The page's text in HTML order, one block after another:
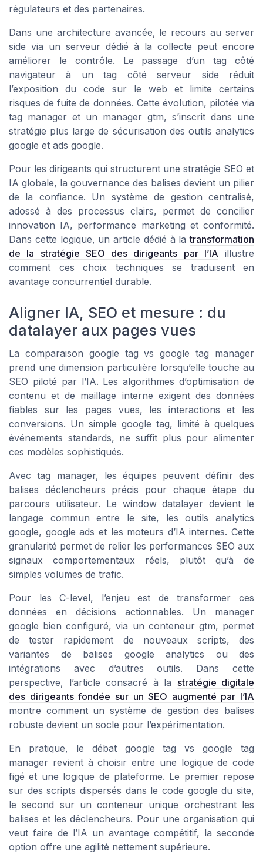
régulateurs et des partenaires.
Dans une architecture avancée, le recours au server
side via un serveur dédié à la collecte peut encore
améliorer le contrôle. Le passage d’un tag côté
navigateur à un tag côté serveur side réduit
l’exposition du code sur le web et limite certains
risques de fuite de données. Cette évolution, pilotée via
tag manager et un manager gtm, s’inscrit dans une
stratégie plus large de sécurisation des outils analytics
google et ads google.
Pour les dirigeants qui structurent une stratégie SEO et
IA globale, la gouvernance des balises devient un pilier
de la confiance. Un système de gestion centralisé,
adossé à des processus clairs, permet de concilier
innovation IA, performance marketing et conformité.
Dans cette logique, un article dédié à latransformation
de la stratégie SEO des dirigeants par l’IA illustre
comment ces choix techniques se traduisent en
avantage concurrentiel durable.
Aligner IA, SEO et mesure : du
datalayer aux pages vues
La comparaison google tag vs google tag manager
prend une dimension particulière lorsqu’elle touche au
SEO piloté par l’IA. Les algorithmes d’optimisation de
contenu et de maillage interne exigent des données
fiables sur les pages vues, les interactions et les
conversions. Un simple google tag, limité à quelques
événements standards, ne suffit plus pour alimenter
ces modèles sophistiqués.
Avec tag manager, les équipes peuvent définir des
balises déclencheurs précis pour chaque étape du
parcours utilisateur. Le window datalayer devient le
langage commun entre le site, les outils analytics
google, google ads et les moteurs d’IA internes. Cette
granularité permet de relier les performances SEO aux
signaux comportementaux réels, plutôt qu’à de
simples volumes de trafic.
Pour les C-level, l’enjeu est de transformer ces
données en décisions actionnables. Un manager
google bien configuré, via un conteneur gtm, permet
de tester rapidement de nouveaux scripts, des
variantes de balises google analytics ou des
intégrations avec d’autres outils. Dans cette
perspective, l’article consacré à la stratégie digitale
des dirigeants fondée sur un SEO augmenté par l’IA
montre comment un système de gestion des balises
robuste devient un socle pour l’expérimentation.
En pratique, le débat google tag vs google tag
manager revient à choisir entre une logique de code
figé et une logique de plateforme. Le premier repose
sur des scripts dispersés dans le code google du site,
le second sur un conteneur unique orchestrant les
balises et les déclencheurs. Pour une organisation qui
veut faire de l’IA un avantage compétitif, la seconde
option offre une agilité nettement supérieure.